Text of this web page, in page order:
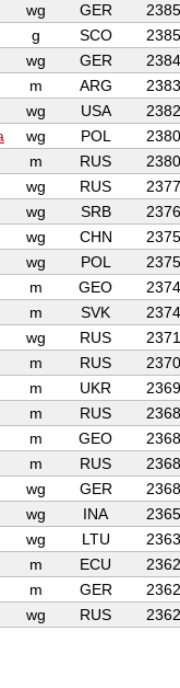
wg GER
2385
g SCO
2385
wg GER
2384
m ARG
2383
wg USA
2382
wg POL
2380
m RUS
2380
wg RUS
2377
wg SRB
2376
wg CHN
2375
wg POL
2375
m GEO
2374
m SVK
2374
wg RUS
2371
m RUS
2370
m UKR
2369
m RUS
2368
m GEO
2368
m RUS
2368
wg GER
2368
wg INA
2365
wg LTU
2363
m ECU
2362
m GER
2362
wg RUS 2362